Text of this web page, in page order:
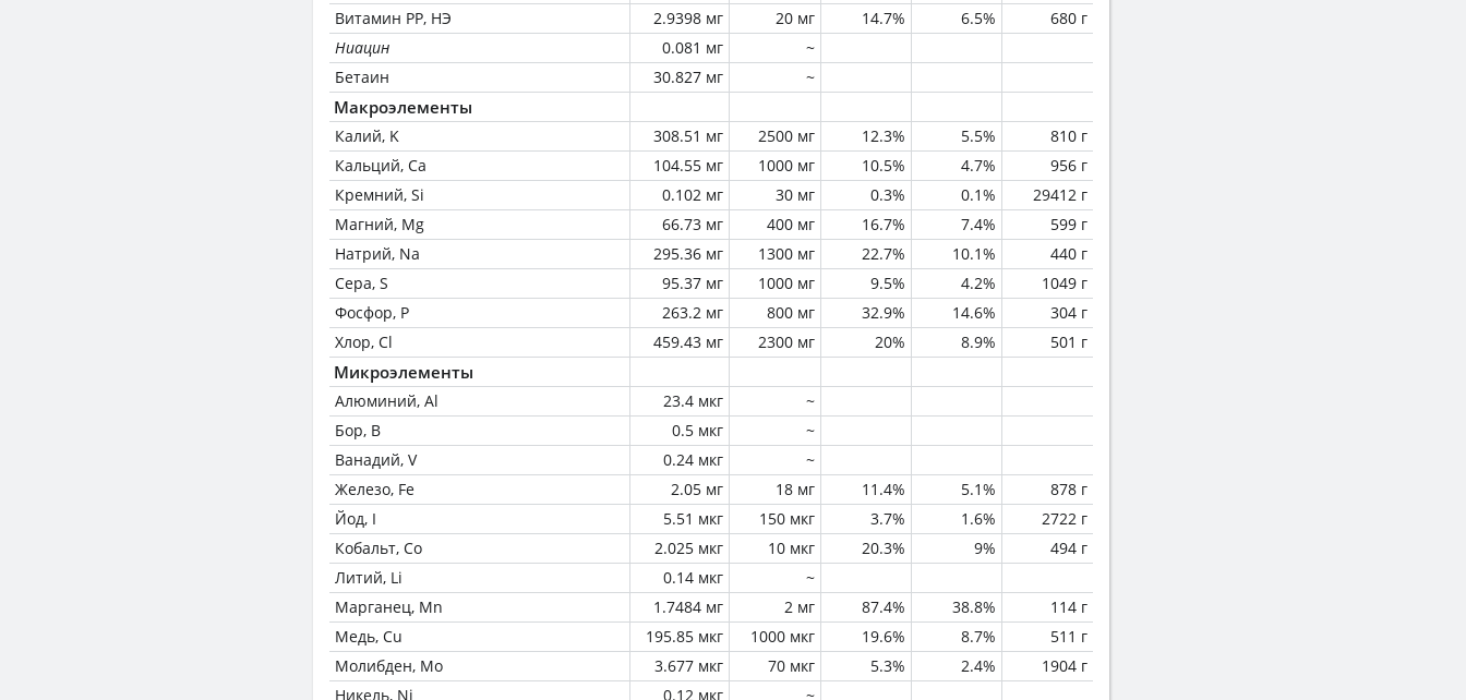
Витамин РР, НЭ
2.9398 мг 20 мг 14.7% 6.5%
680 г
Ниацин
0.081 мг
~
Бетаин
30.827 мг ~
Макроэлементы
Калий, K 308.51 мг 2500 мг 12.3% 5.5%
810 г
Кальций, Ca
104.55 мг 1000 мг 10.5% 4.7%
956 г
Кремний, Si
0.102 мг 30 мг 0.3% 0.1%
29412 г
Магний, Mg
66.73 мг 400 мг 16.7% 7.4%
599 г
Натрий, Na
295.36 мг 1300 мг 22.7% 10.1%
440 г
Сера, S
95.37 мг 1000 мг 9.5% 4.2%
1049 г
Фосфор, P
263.2 мг 800 мг 32.9% 14.6%
304 г
Хлор, Cl
459.43 мг 2300 мг 20% 8.9% 501 г
Микроэлементы
Алюминий, Al 23.4 мкг
~
Бор, B
0.5 мкг
~
Ванадий, V
0.24 мкг
~
Железо, Fe
2.05 мг 18 мг 11.4% 5.1%
878 г
Йод, I
5.51 мкг 150 мкг 3.7% 1.6%
2722 г
Кобальт, Co
2.025 мкг 10 мкг 20.3% 9%
494 г
Литий, Li
0.14 мкг
~
Марганец, Mn
1.7484 мг 2 мг 87.4% 38.8%
114 г
Медь, Cu
195.85 мкг 1000 мкг 19.6% 8.7%
511 г
Молибден, Mo
3.677 мкг 70 мкг 5.3% 2.4%
1904 г
Никель, Ni
0.12 мкг
~